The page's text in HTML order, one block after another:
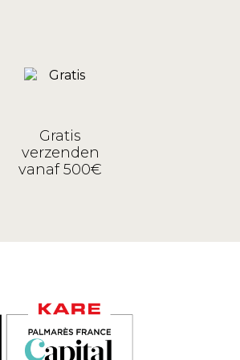
Gratis
verzenden
vanaf 500€